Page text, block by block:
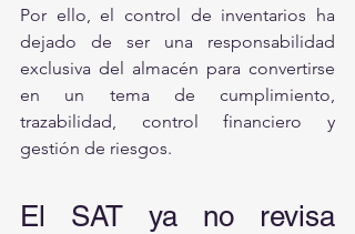
Por ello, el control de inventarios ha
dejado de ser una responsabilidad
exclusiva del almacén para convertirse
en un tema de cumplimiento,
trazabilidad, control financiero y
gestión de riesgos.
El SAT ya no revisa